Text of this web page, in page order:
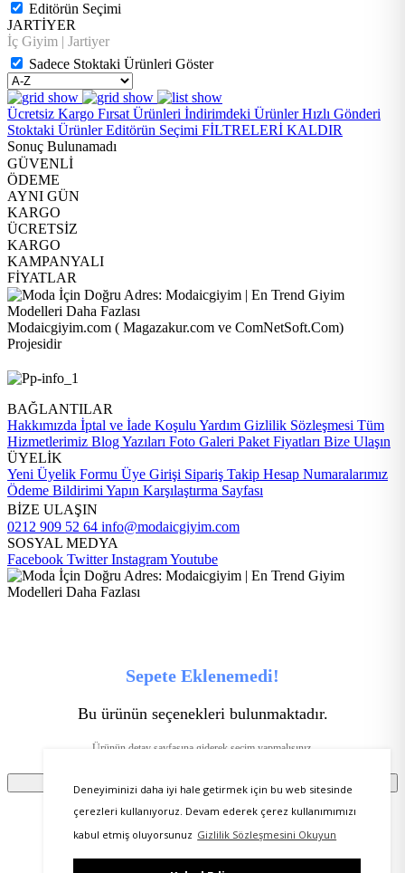
Deneyiminizi daha iyi hale getirmek için bu web sitesinde
çerezleri kullanıyoruz. Devam ederek çerez kullanımımızı
kabul etmiş oluyorsunuz Gizlilik Sözleşmesini Okuyun
Editörün Seçimi
JARTİYER
İç Giyim | Jartiyer
Sadece Stoktaki Ürünleri Göster
Ücretsiz Kargo Fırsat Ürünleri İndirimdeki ÜrünlerHızlı Gönderi
Stoktaki ÜrünlerEditörün Seçimi FİLTRELERİ KALDIR
Sonuç Bulunamadı
GÜVENLİ
ÖDEME
AYNI GÜN
KARGO
ÜCRETSİZ
KARGO
KAMPANYALI
FİYATLAR
Modaicgiyim.com ( Magazakur.com ve ComNetSoft.Com)
Projesidir
BAĞLANTILAR
Hakkımızda İptal ve İade Koşulu Yardım Gizlilik Sözleşmesi Tüm
Hizmetlerimiz Blog Yazıları Foto Galeri Paket Fiyatları Bize Ulaşın
ÜYELİK
Yeni Üyelik Formu Üye Girişi Sipariş Takip Hesap Numaralarımız
Ödeme Bildirimi Yapın Karşılaştırma Sayfası
BİZE ULAŞIN
0212 909 52 64 info@modaicgiyim.com
SOSYAL MEDYA
Facebook TwitterInstagramYoutube
Sepete Eklenemedi!
Bu ürünün seçenekleri bulunmaktadır.
Ürünün detay sayfasına giderek seçim yapmalısınız.
Tamam
Ürünü favorilere ekleyebilmeniz için üye girişi